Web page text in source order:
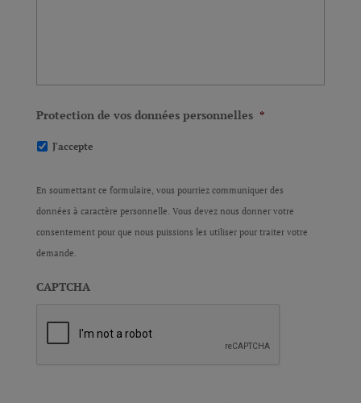
Protection de vos données personnelles *
J'accepte
En soumettant ce formulaire, vous pourriez communiquer des
données à caractère personnelle. Vous devez nous donner votre
consentement pour que nous puissions les utiliser pour traiter votre
demande.
CAPTCHA